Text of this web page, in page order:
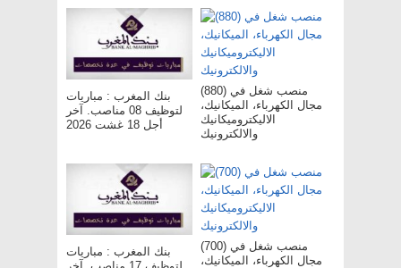
بنك المغرب : مباريات
لتوظيف 08 مناصب. آخر
أجل 18 غشت 2026
(880) منصب شغل في
مجال الكهرباء، الميكانيك،
الاليكتروميكانيك
والالكترونيك
بنك المغرب : مباريات
(700) منصب شغل في
مجال الكهرباء، الميكانيك،